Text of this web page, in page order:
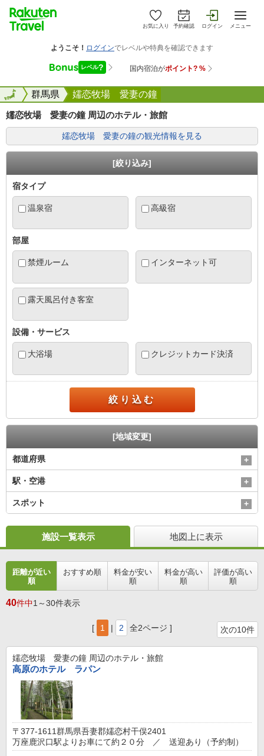
お気に入り 予約確認 ログイン メニュー
全国群馬県 嬬恋牧場 愛妻の鐘
全国
嬬恋牧場 愛妻の鐘 周辺のホテル・旅館
嬬恋牧場 愛妻の鐘の観光情報を見る
[絞り込み]
宿タイプ
温泉宿 高級宿
部屋
禁煙ルーム インターネット可
露天風呂付き客室
設備・サービス
大浴場 クレジットカード決済
絞り込む
[地域変更]
都道府県
駅・空港
スポット
施設一覧表示 地図上に表示
距離が近い
順
おすすめ順
料金が安い
順
料金が高い
順
評価が高い
順
40件中1～30件表示
[ 1 | 2 全2ページ ] 次の10件
嬬恋牧場 愛妻の鐘 周辺のホテル・旅館
高原のホテル ラパン
〒377-1611群馬県吾妻郡嬬恋村干俣2401
万座鹿沢口駅よりお車にて約２０分 ／ 送迎あり（予約制）